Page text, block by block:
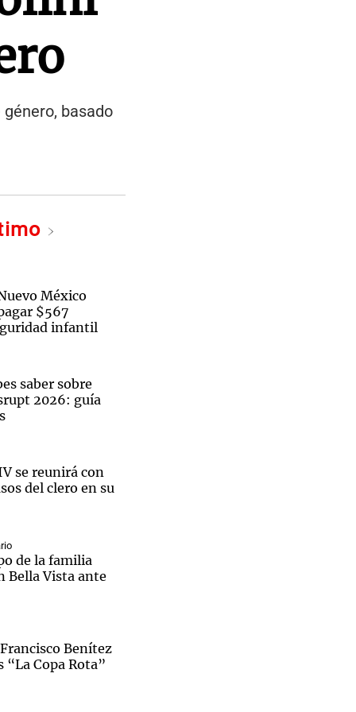
basado
México
$567
infantil
saber sobre
2026: guía
se reunirá con
del clero en su
de la familia
Bella Vista ante
Benítez
Copa Rota”